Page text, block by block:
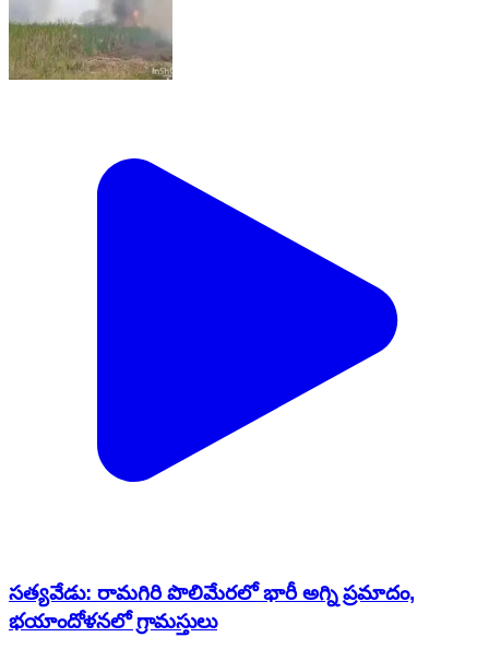
సత్యవేడు: రామగిరి పొలిమేరలో భారీ అగ్ని ప్రమాదం,
భయాందోళనలో గ్రామస్తులు